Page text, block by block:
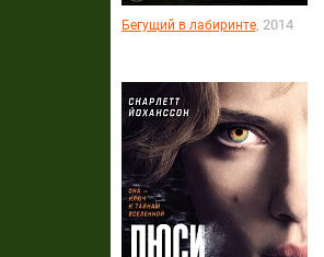
Бегущий в лабиринте, 2014